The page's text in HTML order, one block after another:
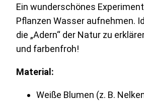
Ein wunderschönes
Pflanzen Wasser aufnehmen.
die „Adern“ der Natur zu
und farbenfroh!
Material:
Weiße Blumen (z. B.